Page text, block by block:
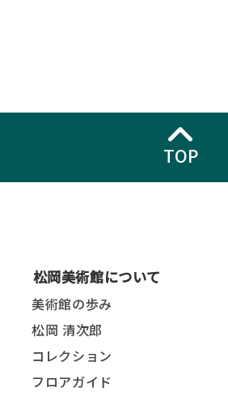
TOP
松岡美術館について
美術館の歩み
松岡 清次郎
コレクション
フロアガイド